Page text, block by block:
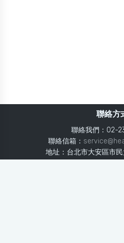
聯絡方
聯絡我們：02-
聯絡信箱：
地址：台北市大安區市